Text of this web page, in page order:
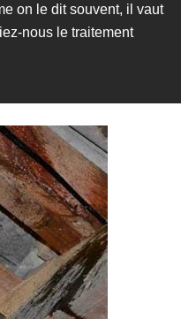
on le dit souvent, il vaut
nous le traitement